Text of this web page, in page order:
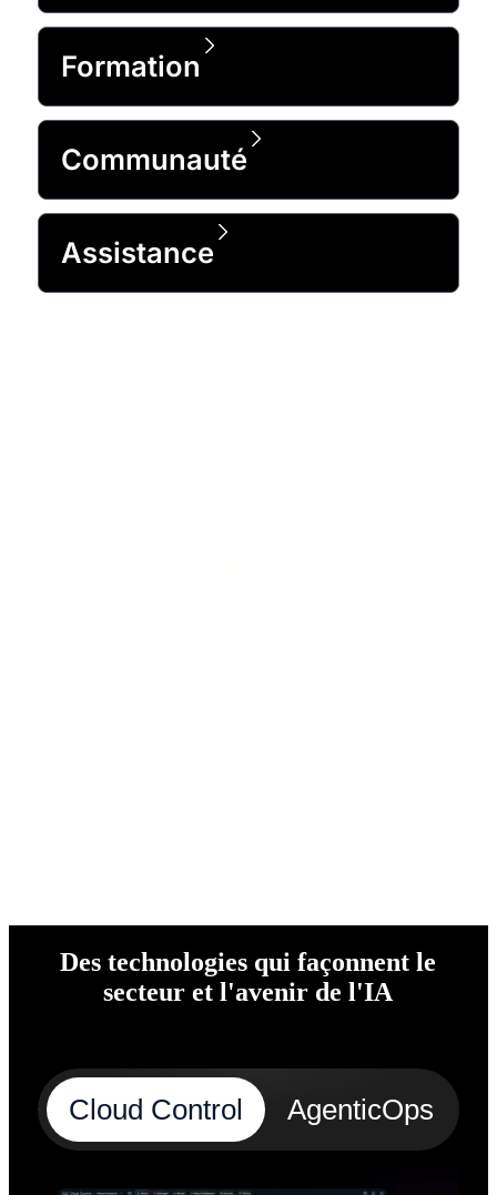
Formation
Communauté
Assistance
Des technologies qui façonnent le
secteur et l'avenir de l'IA
Cloud Control AgenticOps